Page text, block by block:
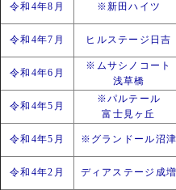
令和4年8月 ※新田ハイツ
令和4年7月 ヒルステージ日吉
令和4年6月
※ムサシノコート
浅草橋
令和4年5月
※パルテール
富士見ヶ丘
令和4年5月 ※グランドール沼
令和4年2月 ディアステージ成